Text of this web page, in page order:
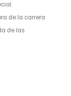
de la carrera
de las